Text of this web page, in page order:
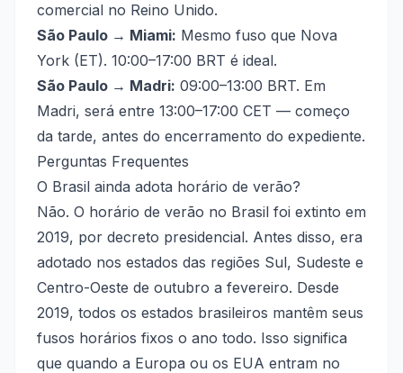
comercial no Reino Unido.
São Paulo → Miami: Mesmo fuso que Nova
York (ET). 10:00–17:00 BRT é ideal.
São Paulo → Madri: 09:00–13:00 BRT. Em
Madri, será entre 13:00–17:00 CET — começo
da tarde, antes do encerramento do expediente.
Perguntas Frequentes
O Brasil ainda adota horário de verão?
Não. O horário de verão no Brasil foi extinto em
2019, por decreto presidencial. Antes disso, era
adotado nos estados das regiões Sul, Sudeste e
Centro-Oeste de outubro a fevereiro. Desde
2019, todos os estados brasileiros mantêm seus
fusos horários fixos o ano todo. Isso significa
que quando a Europa ou os EUA entram no